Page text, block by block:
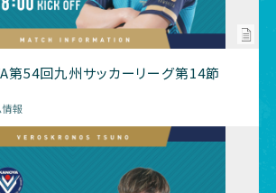
第54回九州サッカーリーグ第14節
報